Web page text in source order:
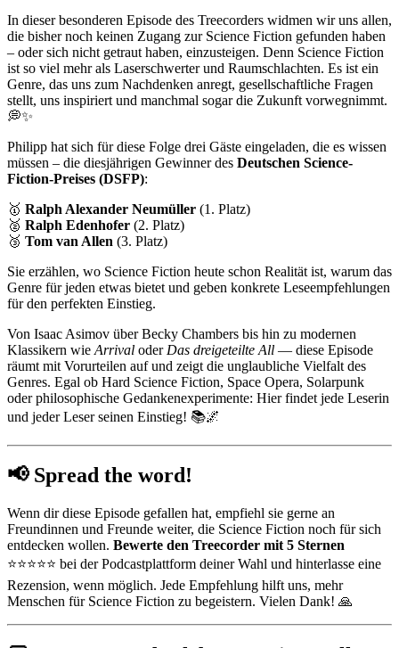
In dieser besonderen Episode des Treecorders widmen wir uns allen,
die bisher noch keinen Zugang zur Science Fiction gefunden haben
– oder sich nicht getraut haben, einzusteigen. Denn Science Fiction
ist so viel mehr als Laserschwerter und Raumschlachten. Es ist ein
Genre, das uns zum Nachdenken anregt, gesellschaftliche Fragen
stellt, uns inspiriert und manchmal sogar die Zukunft vorwegnimmt.
💭✨
Philipp hat sich für diese Folge drei Gäste eingeladen, die es wissen
müssen – die diesjährigen Gewinner des Deutschen Science-
Fiction-Preises (DSFP):
🥇 Ralph Alexander Neumüller (1. Platz)
🥈 Ralph Edenhofer (2. Platz)
🥉 Tom van Allen (3. Platz)
Sie erzählen, wo Science Fiction heute schon Realität ist, warum das
Genre für jeden etwas bietet und geben konkrete Leseempfehlungen
für den perfekten Einstieg.
Von Isaac Asimov über Becky Chambers bis hin zu modernen
Klassikern wie Arrival oder Das dreigeteilte All — diese Episode
räumt mit Vorurteilen auf und zeigt die unglaubliche Vielfalt des
Genres. Egal ob Hard Science Fiction, Space Opera, Solarpunk
oder philosophische Gedankenexperimente: Hier findet jede Leserin
und jeder Leser seinen Einstieg! 📚🌌
📢 Spread the word!
Wenn dir diese Episode gefallen hat, empfiehl sie gerne an
Freundinnen und Freunde weiter, die Science Fiction noch für sich
entdecken wollen. Bewerte den Treecorder mit 5 Sternen
⭐⭐⭐⭐⭐ bei der Podcastplattform deiner Wahl und hinterlasse eine
Rezension, wenn möglich. Jede Empfehlung hilft uns, mehr
Menschen für Science Fiction zu begeistern. Vielen Dank! 🙏